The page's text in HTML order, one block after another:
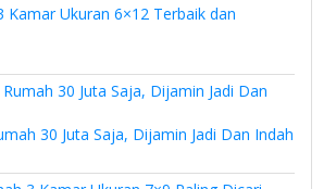
Kamar Ukuran 6×12 Terbaik dan
30 Juta Saja, Dijamin Jadi Dan Indah